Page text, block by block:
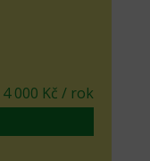
4 000 Kč / rok